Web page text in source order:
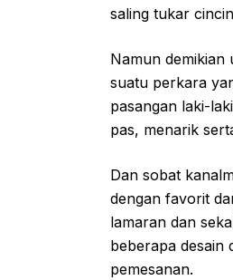
saling tukar
Namun demikian
suatu perkara
pasangan laki-
pas, menarik
Dan sobat
dengan favorit
lamaran dan
beberapa desain
pemesanan.